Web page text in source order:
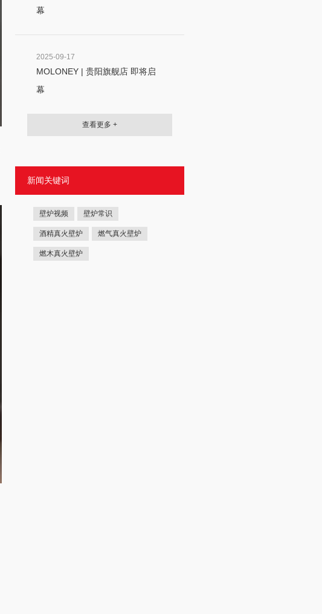
幕
2025-09-17
MOLONEY | 贵阳旗舰店 即将启
幕
查看更多 +
新闻关键词
壁炉视频 壁炉常识
酒精真火壁炉 燃气真火壁炉
燃木真火壁炉